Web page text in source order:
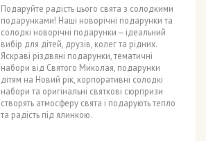
Подаруйте радість цього свята з солодкими
подарунками! Наші новорічні подарунки та
солодкі новорічні подарунки — ідеальний
вибір для дітей, друзів, колег та рідних.
Яскраві різдвяні подарунки, тематичні
набори від Святого Миколая, подарунки
дітям на Новий рік, корпоративні солодкі
набори та оригінальні святкові сюрпризи
створять атмосферу свята і подарують тепло
та радість під ялинкою.